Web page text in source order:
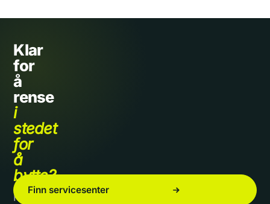
Klar
for
å
rense
i
stedet
for
å
bytte?
Finn
Finn servicesenter